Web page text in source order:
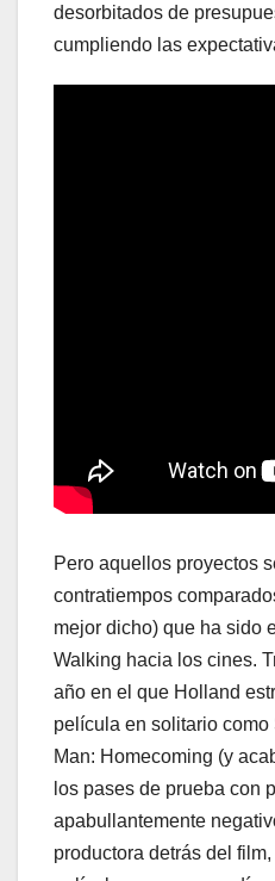
desorbitados de
cumpliendo las
Pero aquellos proyectos
contratiempos
mejor dicho) que ha sido
Walking hacia los cines.
año en el que Holland
película en solitario
Man: Homecoming (y
los pases de prueba con
apabullantemente
productora detrás del